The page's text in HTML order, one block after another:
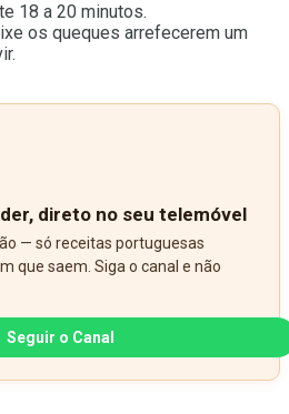
18 a 20 minutos.
os queques arrefecerem um
direto no seu telemóvel
— só receitas portuguesas
que saem. Siga o canal e não
Seguir o Canal